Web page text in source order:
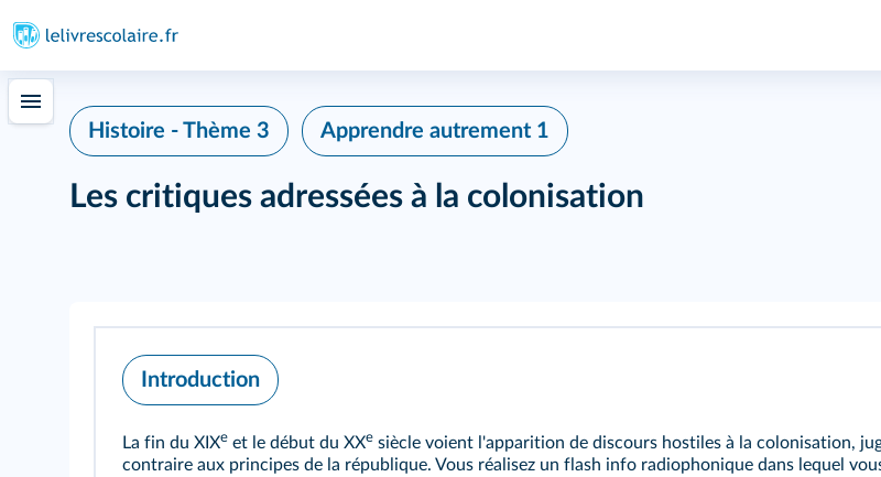
Histoire - Thème 3 Apprendre autrement 1
Les critiques adressées à la colonisation
Introduction
La fin du XIXe et le début du XXe siècle voient l'apparition de discours hostiles à la colonisation,
contraire aux principes de la république. Vous réalisez un flash info radiophonique dans lequel